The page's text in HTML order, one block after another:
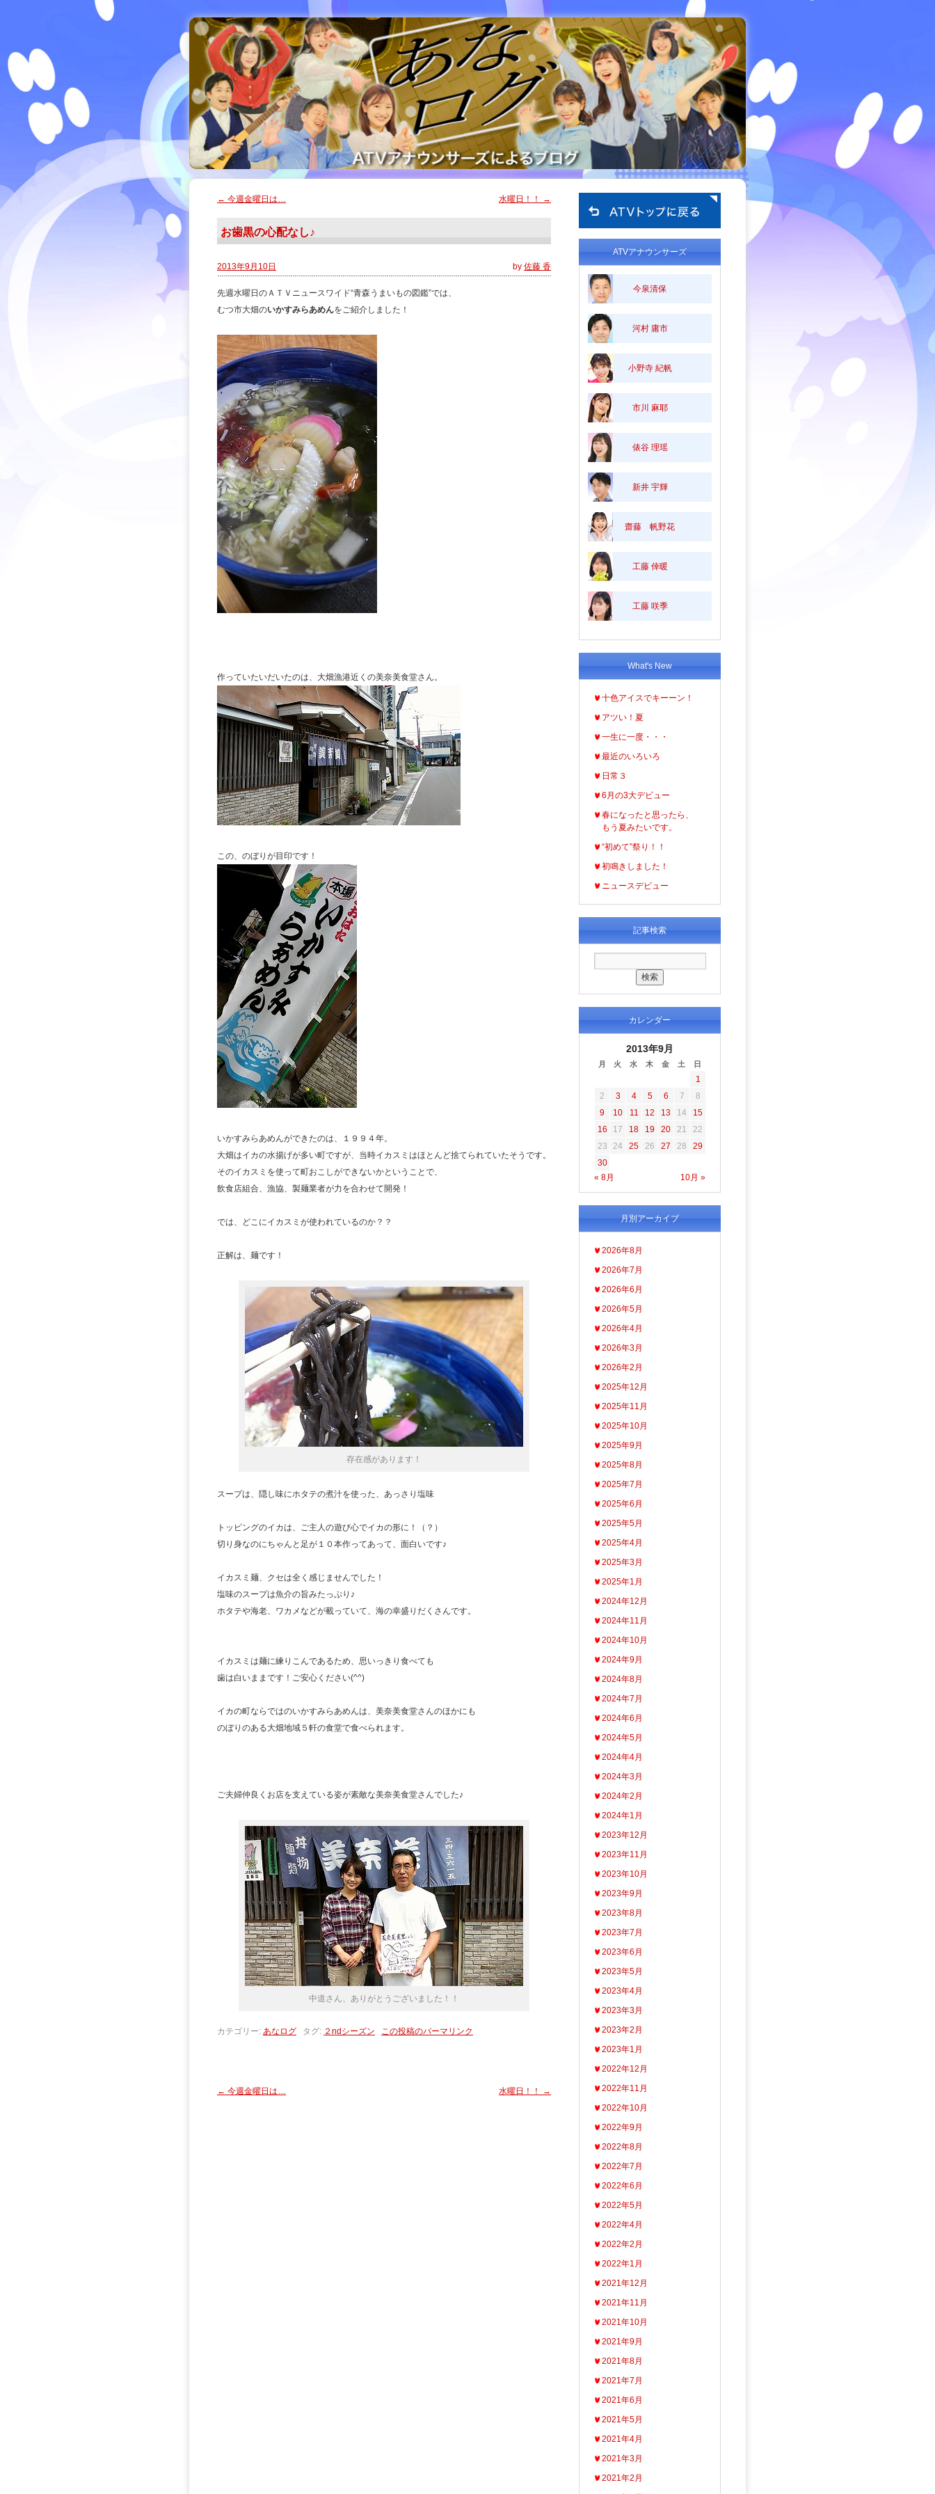
← 今週金曜日は… 水曜日！！ →
お歯黒の心配なし♪
2013年9月10日 by 佐藤 香
先週水曜日のＡＴＶニュースワイド“青森うまいもの図鑑”では、
むつ市大畑のいかすみらあめんをご紹介しました！
作っていたいだいたのは、大畑漁港近くの美奈美食堂さん。
この、のぼりが目印です！
いかすみらあめんができたのは、１９９４年。
大畑はイカの水揚げが多い町ですが、当時イカスミはほとんど捨てられていたそうです。
そのイカスミを使って町おこしができないかということで、
飲食店組合、漁協、製麺業者が力を合わせて開発！
では、どこにイカスミが使われているのか？？
正解は、麺です！
存在感があります！
スープは、隠し味にホタテの煮汁を使った、あっさり塩味
トッピングのイカは、ご主人の遊び心でイカの形に！（？）
切り身なのにちゃんと足が１０本作ってあって、面白いです♪
イカスミ麺、クセは全く感じませんでした！
塩味のスープは魚介の旨みたっぷり♪
ホタテや海老、ワカメなどが載っていて、海の幸盛りだくさんです。
イカスミは麺に練りこんであるため、思いっきり食べても
歯は白いままです！ご安心ください(^^)
イカの町ならではのいかすみらあめんは、美奈美食堂さんのほかにも
のぼりのある大畑地域５軒の食堂で食べられます。
ご夫婦仲良くお店を支えている姿が素敵な美奈美食堂さんでした♪
中道さん、ありがとうございました！！
カテゴリー: あなログ タグ: ２ndシーズン この投稿のパーマリンク
← 今週金曜日は… 水曜日！！ →
ATVアナウンサーズ
今泉清保
河村 庸市
小野寺 紀帆
市川 麻耶
俵谷 理瑶
新井 宇輝
齋藤 帆野花
工藤 倖暖
工藤 咲季
What's New
十色アイスでキーーン！
アツい！夏
一生に一度・・・
最近のいろいろ
日常３
6月の3大デビュー
春になったと思ったら、
もう夏みたいです。
“初めて”祭り！！
初鳴きしました！
ニュースデビュー
記事検索
カレンダー
2013年9月
月 火 水 木 金 土 日
« 8月 10月 »
1
2
3 4 5 6 7
8
9
10 11 12 13 14
15
16
17 18 19 20 21
22
23
24 25 26 27 28
29
30
月別アーカイブ
2026年8月
2026年7月
2026年6月
2026年5月
2026年4月
2026年3月
2026年2月
2025年12月
2025年11月
2025年10月
2025年9月
2025年8月
2025年7月
2025年6月
2025年5月
2025年4月
2025年3月
2025年1月
2024年12月
2024年11月
2024年10月
2024年9月
2024年8月
2024年7月
2024年6月
2024年5月
2024年4月
2024年3月
2024年2月
2024年1月
2023年12月
2023年11月
2023年10月
2023年9月
2023年8月
2023年7月
2023年6月
2023年5月
2023年4月
2023年3月
2023年2月
2023年1月
2022年12月
2022年11月
2022年10月
2022年9月
2022年8月
2022年7月
2022年6月
2022年5月
2022年4月
2022年2月
2022年1月
2021年12月
2021年11月
2021年10月
2021年9月
2021年8月
2021年7月
2021年6月
2021年5月
2021年4月
2021年3月
2021年2月